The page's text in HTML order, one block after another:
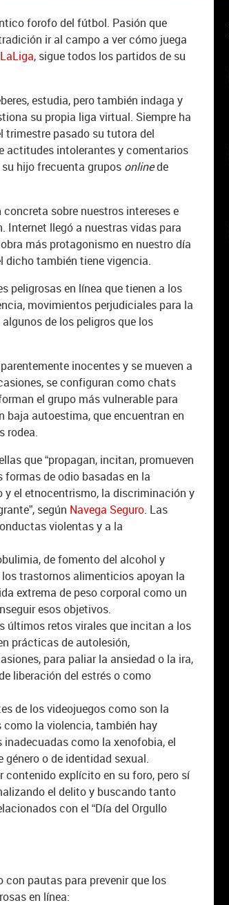
forofo del fútbol. Pasión que
ir al campo a ver cómo juega
LaLiga, sigue todos los partidos de su
estudia, pero también indaga y
su propia liga virtual. Siempre ha
trimestre pasado su tutora del
actitudes intolerantes y comentarios
hijo frecuenta grupos onlinede
sobre nuestros intereses e
Internet llegó a nuestras vidas para
más protagonismo en nuestro día
dicho también tiene vigencia.
peligrosas en línea que tienen a los
movimientos perjudiciales para la
de los peligros que los
inocentes y se mueven a
se configuran como chats
el grupo más vulnerable para
baja autoestima, que encuentran en
rodea.
que “propagan, incitan, promueven
de odio basadas en la
y el etnocentrismo, la discriminación y
según Navega Seguro. Las
violentas y a la
de fomento del alcohol y
trastornos alimenticios apoyan la
extrema de peso corporal como un
esos objetivos.
últimos retos virales que incitan a los
prácticas de autolesión,
para paliar la ansiedad o la ira,
liberación del estrés o como
de los videojuegos como son la
la violencia, también hay
como la xenofobia, el
o de identidad sexual.
contenido explícito en su foro, pero sí
el delito y buscando tanto
con el “Día del Orgullo
pautas para prevenir que los
en línea: